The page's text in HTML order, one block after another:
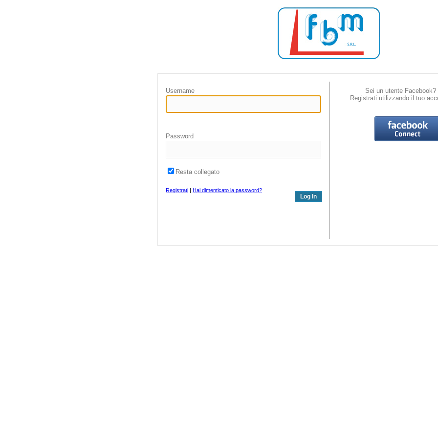
Username
Password
Resta collegato
Registrati Hai dimenticato la password?
Sei un utente Facebook?
Registrati utilizzando il tuo